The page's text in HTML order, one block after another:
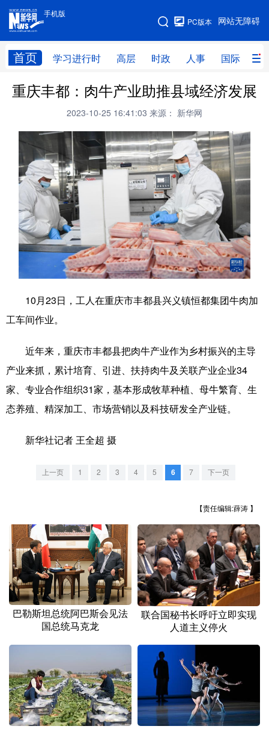
手机版
网站无障碍
PC版本
首页 学习进行时 高层 时政 人事 国际 财
手机版
网站地图
学习进行时 高层 时政 人事
财经 网评
思客智库 全球连线 教育
科技 科创 量子 体育
文化 健康 军事
访谈 图片
法律 中央文件 金融 汽车
人居 信息化 数字经济
城市
公益 一带一路 亚太网 上市公司
文化产业
地方频道
河北
山东 河南 湖北 湖南
广东 广西 海南 重庆
四川 贵州 云南 西藏
陕西 甘肃 青海 宁夏
多语种频道
English Español Français عربى
重庆丰都：肉牛产业助推县域经济发展
2023-10-25 16:41:03 来源： 新华网
10月23日，工人在重庆市丰都县兴义镇恒都集团牛肉加
工车间作业。
近年来，重庆市丰都县把肉牛产业作为乡村振兴的主导
产业来抓，累计培育、引进、扶持肉牛及关联产业企业34
家、专业合作组织31家，基本形成牧草种植、母牛繁育、生
态养殖、精深加工、市场营销以及科技研发全产业链。
新华社记者 王全超 摄
上一页 1 2 3 4 5 6 7 下一页
【责任编辑:薛涛 】
巴勒斯坦总统阿巴斯会见法
国总统马克龙
联合国秘书长呼吁立即实现
人道主义停火